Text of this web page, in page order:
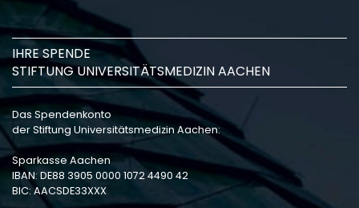
IHRE SPENDE
STIFTUNG UNIVERSITÄTSMEDIZIN AACHEN
Das Spendenkonto
der Stiftung Universitätsmedizin Aachen:
Sparkasse Aachen
IBAN: DE88 3905 0000 1072 4490 42
BIC: AACSDE33XXX